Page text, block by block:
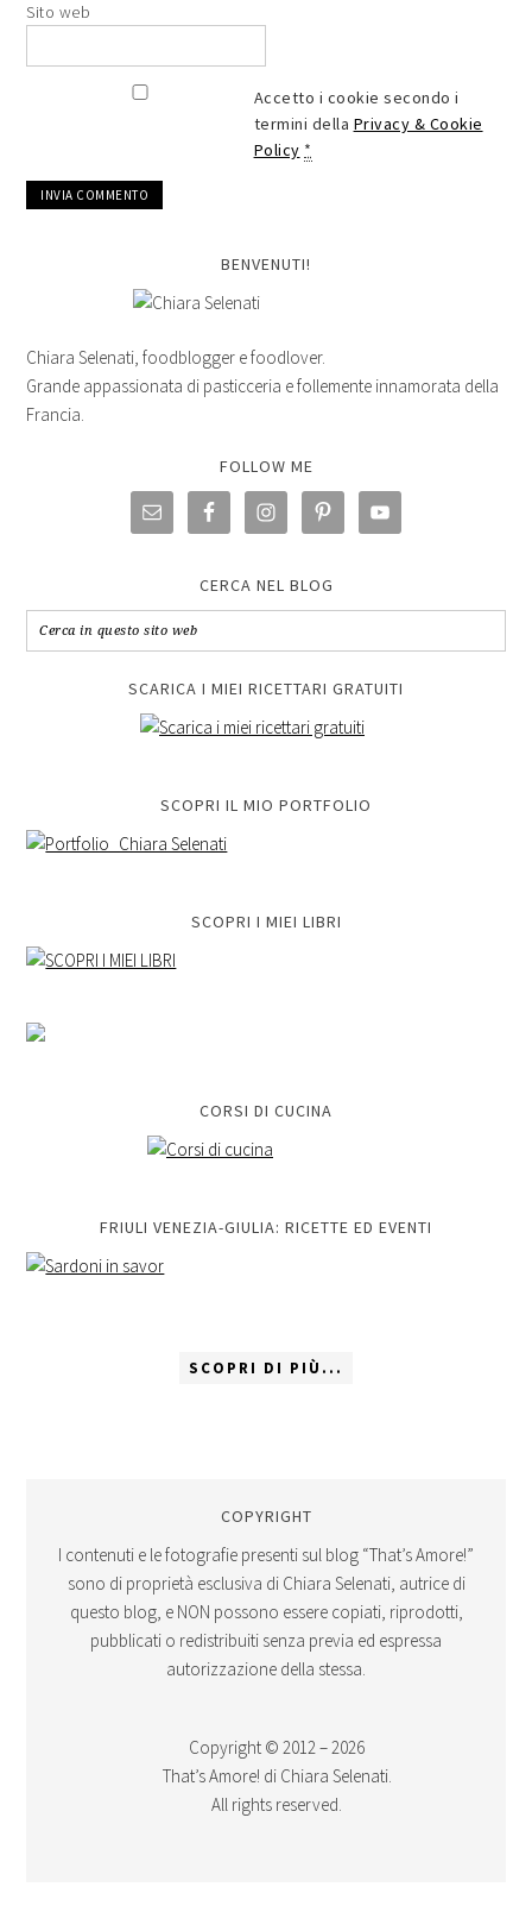
Sito web
Accetto i cookie secondo i
termini della Privacy & Cookie
Policy *
BENVENUTI!
Chiara Selenati, foodblogger e foodlover.
Grande appassionata di pasticceria e follemente innamorata della
Francia.
FOLLOW ME
CERCA NEL BLOG
SCARICA I MIEI RICETTARI GRATUITI
SCOPRI IL MIO PORTFOLIO
SCOPRI I MIEI LIBRI
CORSI DI CUCINA
FRIULI VENEZIA-GIULIA: RICETTE ED EVENTI
SCOPRI DI PIÙ...
COPYRIGHT
I contenuti e le fotografie presenti sul blog “That’s Amore!”
sono di proprietà esclusiva di Chiara Selenati, autrice di
questo blog, e NON possono essere copiati, riprodotti,
pubblicati o redistribuiti senza previa ed espressa
autorizzazione della stessa.
Copyright © 2012 – 2026
That’s Amore! di Chiara Selenati.
All rights reserved.